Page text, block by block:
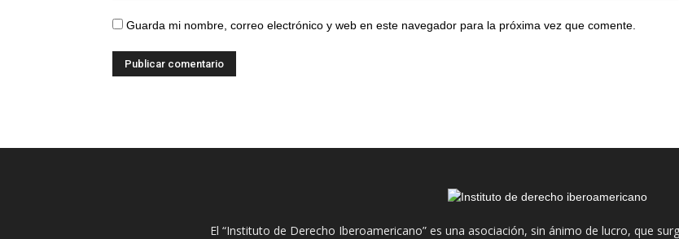
Guarda mi nombre, correo electrónico y web en este navegador para la próxima vez que comente.
El “Instituto de Derecho Iberoamericano” es una asociación, sin ánimo de lucro, que